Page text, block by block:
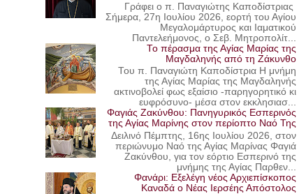
Γράφει ο π. Παναγιώτης Καποδίστριας
Σήμερα, 27η Ιουλίου 2026, εορτή του Αγίου
Μεγαλομάρτυρος και Ιαματικού
Παντελεήμονος, ο Σεβ. Μητροπολίτ...
Το πέρασμα της Αγίας Μαρίας της
Μαγδαληνής από τη Ζάκυνθο
Του π. Παναγιώτη Καποδίστρια Η μνήμη
της Αγίας Μαρίας της Μαγδαληνής
ακτινοβολεί φως εξαίσιο -παρηγορητικό κι
ευφρόσυνο- μέσα στον εκκλησιασ...
Φαγιάς Ζακύνθου: Πανηγυρικός Εσπερινός
της Αγίας Μαρίνης στον περίοπτο Ναό Της
Δειλινό Πέμπτης, 16ης Ιουλίου 2026, στον
περιώνυμο Ναό της Αγίας Μαρίνας Φαγιά
Ζακύνθου, για τον εόρτιο Εσπερινό της
μνήμης της Αγίας Παρθεν...
Φανάρι: Εξελέγη νέος Αρχιεπίσκοπος
Καναδά ο Νέας Ιερσέης Απόστολος